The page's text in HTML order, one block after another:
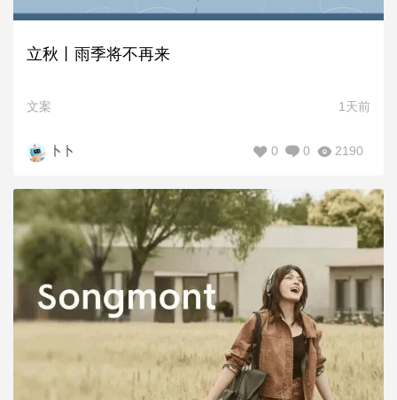
立秋丨雨季将不再来
文案 1天前
卜卜 2190
0
0